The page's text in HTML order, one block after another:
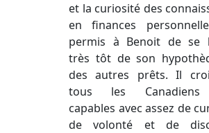
et la curiosité des
en finances
permis à Benoit de se
très tôt de son
des autres prêts. Il
tous les
capables avec assez de
de volonté et de